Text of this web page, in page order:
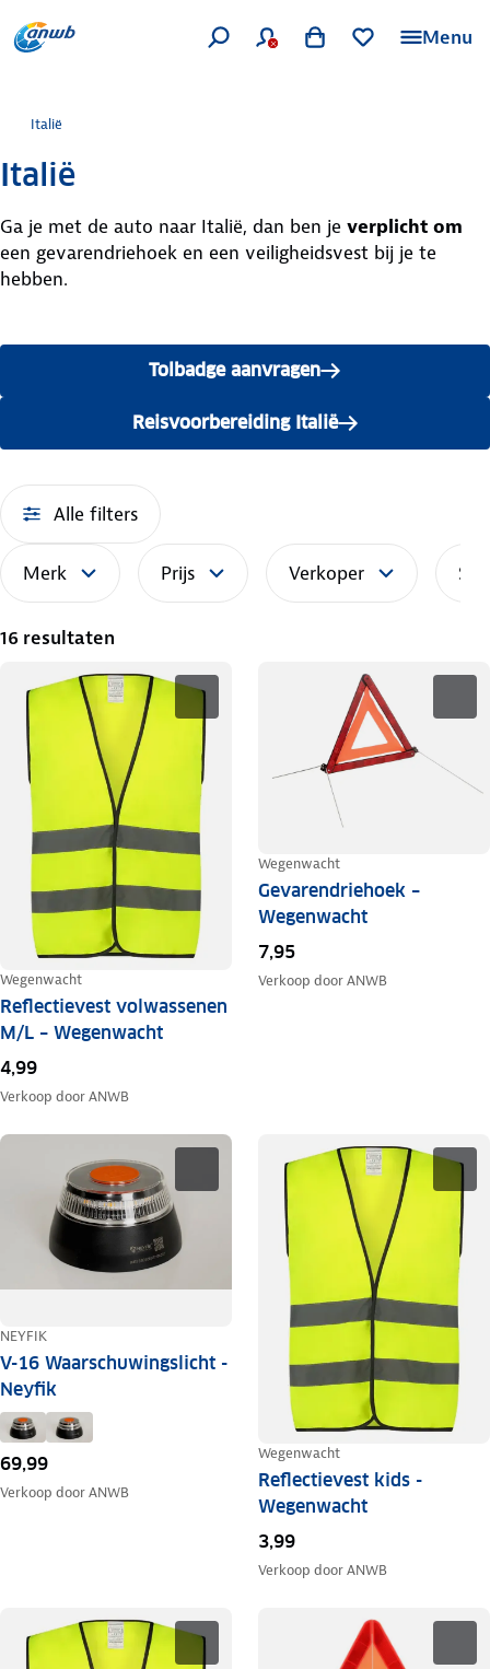
Menu
Italië
Italië
Ga je met de auto naar Italië, dan ben je verplicht om
een gevarendriehoek en een veiligheidsvest bij je te
hebben.
Tolbadge aanvragen
Reisvoorbereiding Italië
Alle filters
Merk Prijs Verkoper
16 resultaten
Wegenwacht
Reflectievest volwassenen
M/L – Wegenwacht
4,99
Verkoop doorANWB
Wegenwacht
Gevarendriehoek –
Wegenwacht
7,95
Verkoop doorANWB
NEYFIK
V-16 Waarschuwingslicht -
Neyfik
69,99
Verkoop doorANWB
Wegenwacht
Reflectievest kids -
Wegenwacht
3,99
Verkoop doorANWB